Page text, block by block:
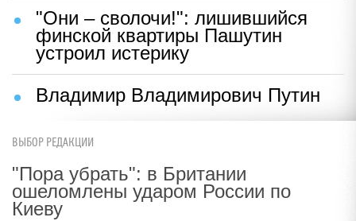
"Они – сволочи!": лишившийся
финской квартиры Пашутин
устроил истерику
Владимир Владимирович Путин
ВЫБОР РЕДАКЦИИ
"Пора убрать": в Британии
ошеломлены ударом России по
Киеву